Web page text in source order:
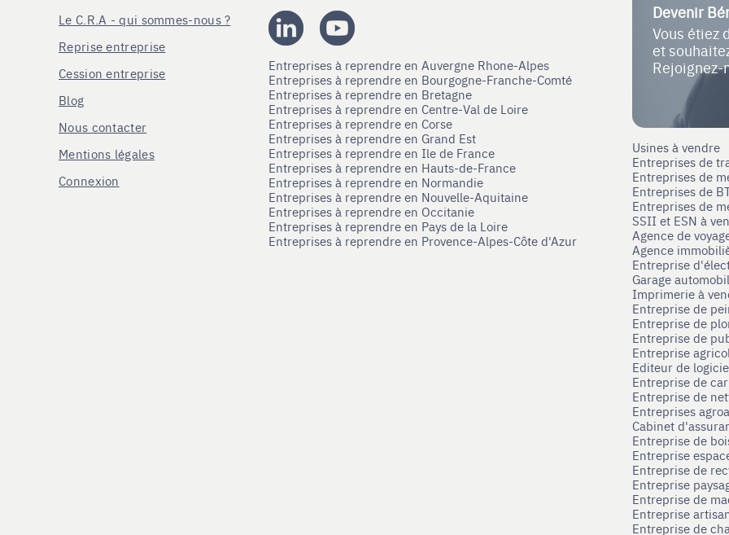
Le C.R.A - qui sommes-nous ?
Reprise entreprise
Cession entreprise
Blog
Nous contacter
Mentions légales
Connexion
Entreprises à reprendre en Auvergne Rhone-Alpes
Entreprises à reprendre en Bourgogne-Franche-Comté
Entreprises à reprendre en Bretagne
Entreprises à reprendre en Centre-Val de Loire
Entreprises à reprendre en Corse
Entreprises à reprendre en Grand Est
Entreprises à reprendre en Ile de France
Entreprises à reprendre en Hauts-de-France
Entreprises à reprendre en Normandie
Entreprises à reprendre en Nouvelle-Aquitaine
Entreprises à reprendre en Occitanie
Entreprises à reprendre en Pays de la Loire
Entreprises à reprendre en Provence-Alpes-Côte d'Azur
Devenir
Vous étiez
et
Usines à vendre
Entreprises de
Entreprises de
Entreprises de
Entreprises de
SSII et ESN à
Agence de
Agence
Entreprise
Garage
Imprimerie à
Entreprise de
Entreprise de
Entreprise de
Entreprise
Editeur de
Entreprise de
Entreprise de
Entreprises
Cabinet
Entreprise de
Entreprise
Entreprise de
Entreprise
Entreprise de
Entreprise
Entreprise de